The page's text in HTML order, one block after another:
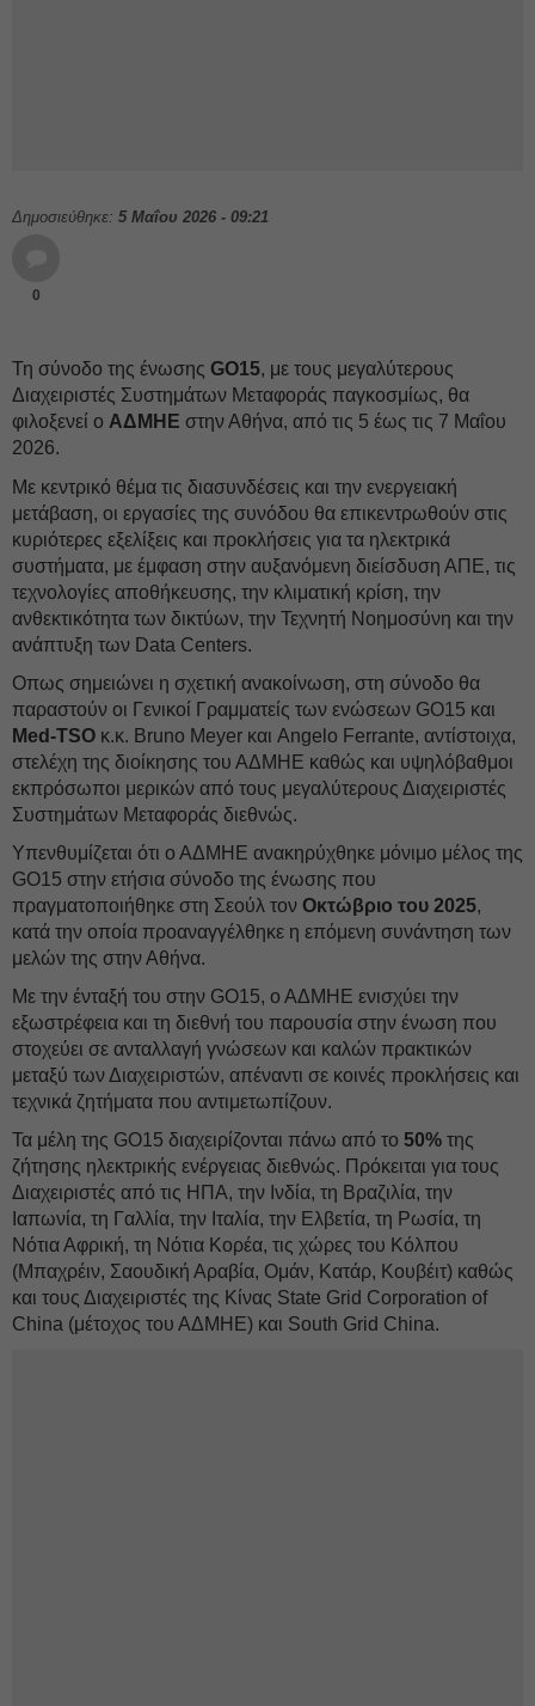
Δημοσιεύθηκε: 5 Μαΐου 2026 - 09:21
0
Τη σύνοδο της ένωσης GO15, με τους μεγαλύτερους
Διαχειριστές Συστημάτων Μεταφοράς παγκοσμίως, θα
φιλοξενεί ο ΑΔΜΗΕ στην Αθήνα, από τις 5 έως τις 7 Μαΐου
2026.
Με κεντρικό θέμα τις διασυνδέσεις και την ενεργειακή
μετάβαση, οι εργασίες της συνόδου θα επικεντρωθούν στις
κυριότερες εξελίξεις και προκλήσεις για τα ηλεκτρικά
συστήματα, με έμφαση στην αυξανόμενη διείσδυση ΑΠΕ, τις
τεχνολογίες αποθήκευσης, την κλιματική κρίση, την
ανθεκτικότητα των δικτύων, την Τεχνητή Νοημοσύνη και την
ανάπτυξη των Data Centers.
Οπως σημειώνει η σχετική ανακοίνωση, στη σύνοδο θα
παραστούν οι Γενικοί Γραμματείς των ενώσεων GO15 και
Med-TSO κ.κ. Bruno Meyer και Angelo Ferrante, αντίστοιχα,
στελέχη της διοίκησης του ΑΔΜΗΕ καθώς και υψηλόβαθμοι
εκπρόσωποι μερικών από τους μεγαλύτερους Διαχειριστές
Συστημάτων Μεταφοράς διεθνώς.
Υπενθυμίζεται ότι ο ΑΔΜΗΕ ανακηρύχθηκε μόνιμο μέλος της
GO15 στην ετήσια σύνοδο της ένωσης που
πραγματοποιήθηκε στη Σεούλ τον Οκτώβριο του 2025,
κατά την οποία προαναγγέλθηκε η επόμενη συνάντηση των
μελών της στην Αθήνα.
Με την ένταξή του στην GO15, ο ΑΔΜΗΕ ενισχύει την
εξωστρέφεια και τη διεθνή του παρουσία στην ένωση που
στοχεύει σε ανταλλαγή γνώσεων και καλών πρακτικών
μεταξύ των Διαχειριστών, απέναντι σε κοινές προκλήσεις και
τεχνικά ζητήματα που αντιμετωπίζουν.
Τα μέλη της GO15 διαχειρίζονται πάνω από το 50% της
ζήτησης ηλεκτρικής ενέργειας διεθνώς. Πρόκειται για τους
Διαχειριστές από τις ΗΠΑ, την Ινδία, τη Βραζιλία, την
Ιαπωνία, τη Γαλλία, την Ιταλία, την Ελβετία, τη Ρωσία, τη
Νότια Αφρική, τη Νότια Κορέα, τις χώρες του Κόλπου
(Μπαχρέιν, Σαουδική Αραβία, Ομάν, Κατάρ, Κουβέιτ) καθώς
και τους Διαχειριστές της Κίνας State Grid Corporation of
China (μέτοχος του ΑΔΜΗΕ) και South Grid China.